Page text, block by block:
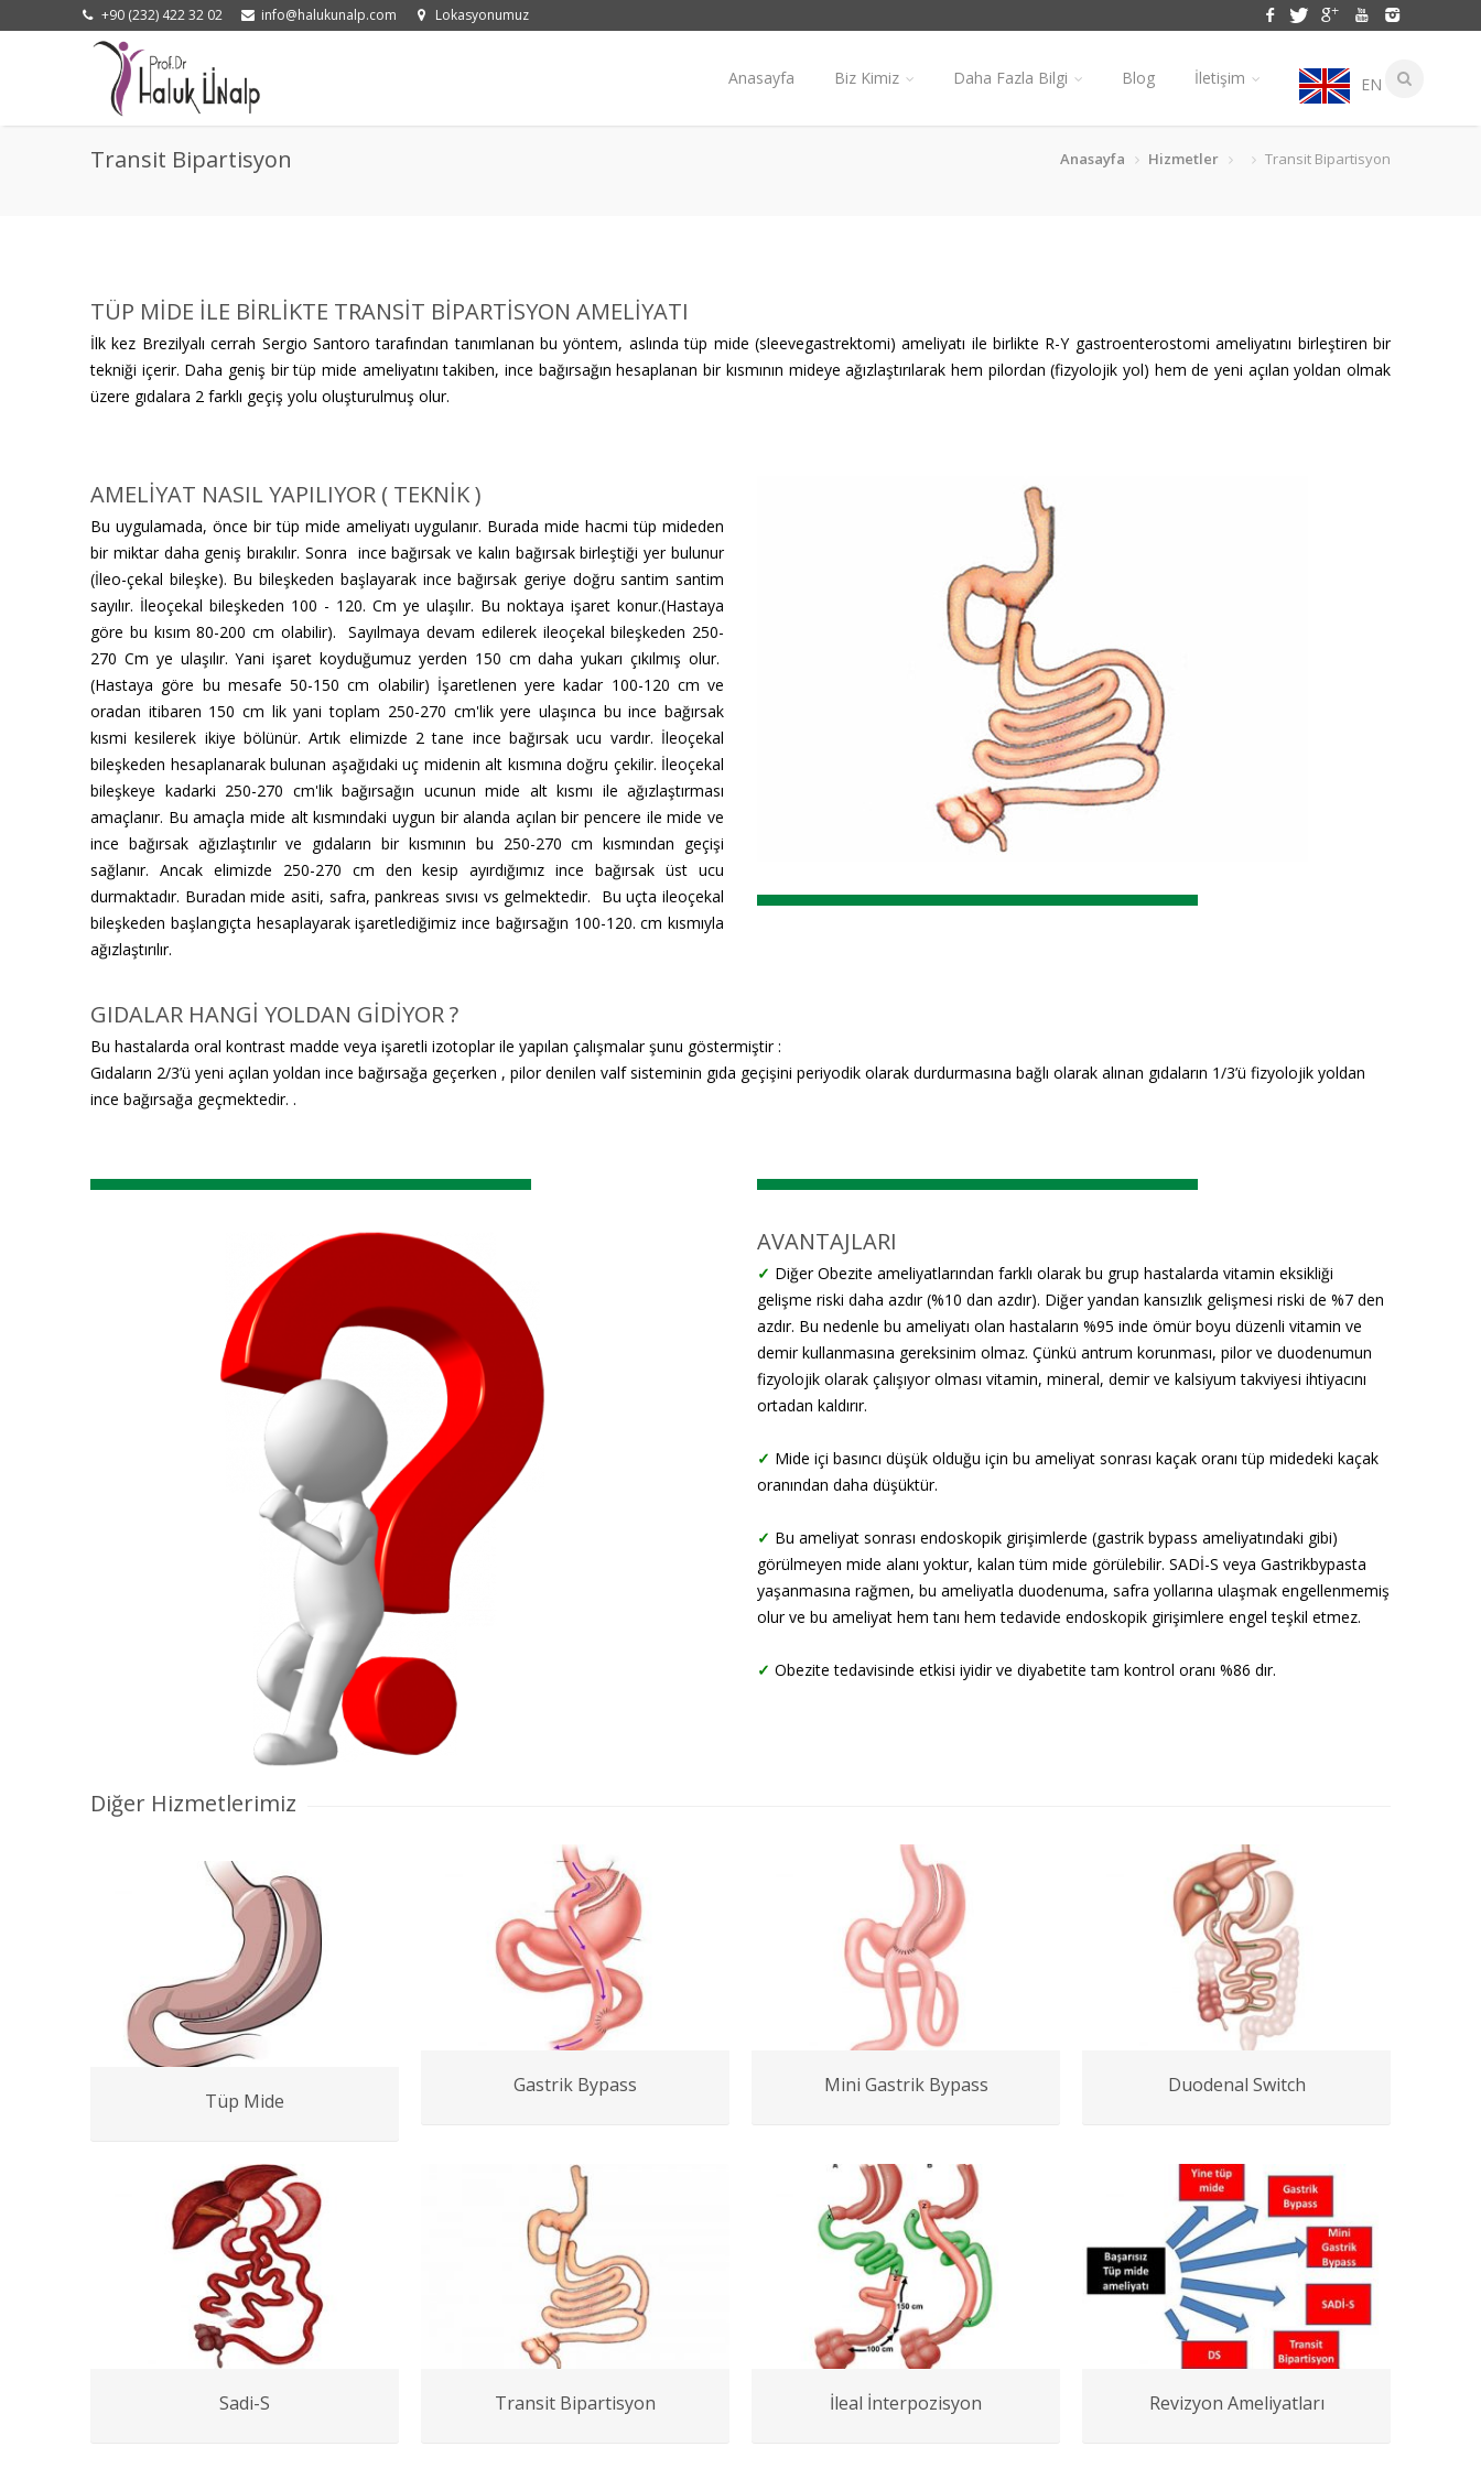
+90 (232) 422 32 02 info@halukunalp.com Lokasyonumuz
Anasayfa Biz Kimiz Daha Fazla Bilgi Blog İletişim EN
Transit Bipartisyon Anasayfa Hizmetler Transit Bipartisyon
TÜP MİDE İLE BİRLİKTE TRANSİT BİPARTİSYON AMELİYATI
İlk kez Brezilyalı cerrah Sergio Santoro tarafından tanımlanan bu yöntem, aslında tüp mide (sleevegastrektomi) ameliyatı ile birlikte R-Y gastroenterostomi ameliyatını birleştiren bir
tekniği içerir. Daha geniş bir tüp mide ameliyatını takiben, ince bağırsağın hesaplanan bir kısmının mideye ağızlaştırılarak hem pilordan (fizyolojik yol) hem de yeni açılan yoldan olmak
üzere gıdalara 2 farklı geçiş yolu oluşturulmuş olur.
AMELİYAT NASIL YAPILIYOR ( TEKNİK )
Bu uygulamada, önce bir tüp mide ameliyatı uygulanır. Burada mide hacmi tüp mideden
bir miktar daha geniş bırakılır. Sonra ince bağırsak ve kalın bağırsak birleştiği yer bulunur
(İleo-çekal bileşke). Bu bileşkeden başlayarak ince bağırsak geriye doğru santim santim
sayılır. İleoçekal bileşkeden 100 - 120. Cm ye ulaşılır. Bu noktaya işaret konur.(Hastaya
göre bu kısım 80-200 cm olabilir). Sayılmaya devam edilerek ileoçekal bileşkeden 250-
270 Cm ye ulaşılır. Yani işaret koyduğumuz yerden 150 cm daha yukarı çıkılmış olur.
(Hastaya göre bu mesafe 50-150 cm olabilir) İşaretlenen yere kadar 100-120 cm ve
oradan itibaren 150 cm lik yani toplam 250-270 cm'lik yere ulaşınca bu ince bağırsak
kısmi kesilerek ikiye bölünür. Artık elimizde 2 tane ince bağırsak ucu vardır. İleoçekal
bileşkeden hesaplanarak bulunan aşağıdaki uç midenin alt kısmına doğru çekilir. İleoçekal
bileşkeye kadarki 250-270 cm'lik bağırsağın ucunun mide alt kısmı ile ağızlaştırması
amaçlanır. Bu amaçla mide alt kısmındaki uygun bir alanda açılan bir pencere ile mide ve
ince bağırsak ağızlaştırılır ve gıdaların bir kısmının bu 250-270 cm kısmından geçişi
sağlanır. Ancak elimizde 250-270 cm den kesip ayırdığımız ince bağırsak üst ucu
durmaktadır. Buradan mide asiti, safra, pankreas sıvısı vs gelmektedir. Bu uçta ileoçekal
bileşkeden başlangıçta hesaplayarak işaretlediğimiz ince bağırsağın 100-120. cm kısmıyla
ağızlaştırılır.
GIDALAR HANGİ YOLDAN GİDİYOR ?
Bu hastalarda oral kontrast madde veya işaretli izotoplar ile yapılan çalışmalar şunu göstermiştir :
Gıdaların 2/3’ü yeni açılan yoldan ince bağırsağa geçerken , pilor denilen valf sisteminin gıda geçişini periyodik olarak durdurmasına bağlı olarak alınan gıdaların 1/3’ü fizyolojik yoldan
ince bağırsağa geçmektedir. .
AVANTAJLARI
✓ Diğer Obezite ameliyatlarından farklı olarak bu grup hastalarda vitamin eksikliği
gelişme riski daha azdır (%10 dan azdır). Diğer yandan kansızlık gelişmesi riski de %7 den
azdır. Bu nedenle bu ameliyatı olan hastaların %95 inde ömür boyu düzenli vitamin ve
demir kullanmasına gereksinim olmaz. Çünkü antrum korunması, pilor ve duodenumun
fizyolojik olarak çalışıyor olması vitamin, mineral, demir ve kalsiyum takviyesi ihtiyacını
ortadan kaldırır.
✓ Mide içi basıncı düşük olduğu için bu ameliyat sonrası kaçak oranı tüp midedeki kaçak
oranından daha düşüktür.
✓ Bu ameliyat sonrası endoskopik girişimlerde (gastrik bypass ameliyatındaki gibi)
görülmeyen mide alanı yoktur, kalan tüm mide görülebilir. SADİ-S veya Gastrikbypasta
yaşanmasına rağmen, bu ameliyatla duodenuma, safra yollarına ulaşmak engellenmemiş
olur ve bu ameliyat hem tanı hem tedavide endoskopik girişimlere engel teşkil etmez.
✓ Obezite tedavisinde etkisi iyidir ve diyabetite tam kontrol oranı %86 dır.
Diğer Hizmetlerimiz
Tüp Mide
Gastrik Bypass Mini Gastrik Bypass Duodenal Switch
Sadi-S Transit Bipartisyon İleal İnterpozisyon Revizyon Ameliyatları